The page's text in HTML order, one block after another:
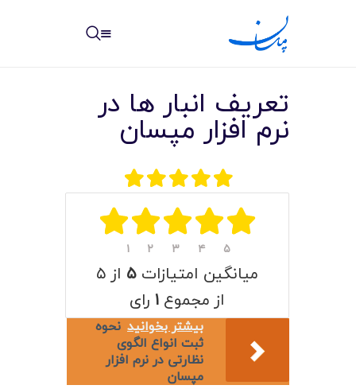
خانه
نوشته ها
مرکز آموزش
امکانات
سیستم ها
لیست قیمت محصولات
تعریف انبار ها در
نرم افزار مپسان
۱ ۲ ۳ ۴ ۵
میانگین امتیازات ۵ از ۵
از مجموع ۱ رای
بیشتر بخوانید نحوه
ثبت انواع الگوی
نظارتی در نرم افزار
مپسان